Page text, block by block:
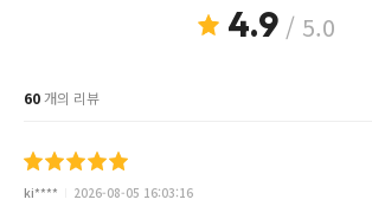
4.9/ 5.0
60개의 리뷰
ki**** 2026-08-05 16:03:16